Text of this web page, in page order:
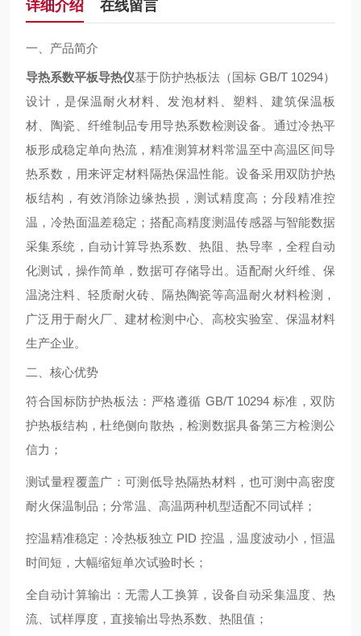
详细介绍 在线留言
一、产品简介
导热系数平板导热仪基于防护热板法（国标 GB/T 10294）
设计，是保温耐火材料、发泡材料、塑料、建筑保温板
材、陶瓷、纤维制品专用导热系数检测设备。通过冷热平
板形成稳定单向热流，精准测算材料常温至中高温区间导
热系数，用来评定材料隔热保温性能。设备采用双防护热
板结构，有效消除边缘热损，测试精度高；分段精准控
温，冷热面温差稳定；搭配高精度测温传感器与智能数据
采集系统，自动计算导热系数、热阻、热导率，全程自动
化测试，操作简单，数据可存储导出。适配耐火纤维、保
温浇注料、轻质耐火砖、隔热陶瓷等高温耐火材料检测，
广泛用于耐火厂、建材检测中心、高校实验室、保温材料
生产企业。
二、核心优势
符合国标防护热板法 ：严格遵循 GB/T 10294 标准，双防
护热板结构，杜绝侧向散热，检测数据具备第三方检测公
信力；
测试量程覆盖广 ：可测低导热隔热材料，也可测中高密度
耐火保温制品；分常温、高温两种机型适配不同试样；
控温精准稳定 ：冷热板独立 PID 控温，温度波动小，恒温
时间短，大幅缩短单次试验时长；
全自动计算输出 ：无需人工换算，设备自动采集温度、热
流、试样厚度，直接输出导热系数、热阻值；